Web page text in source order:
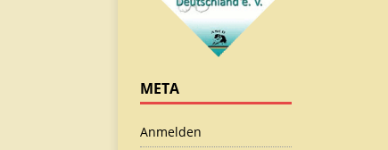
META
Anmelden